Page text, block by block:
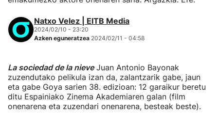
Natxo Velez | EITB Media
2024/02/10 - 23:20
Azken eguneratzea 2024/02/11 - 04:58
La sociedad de la nieveJuan Antonio Bayonak
zuzendutako pelikula izan da, zalantzarik gabe, jaun
eta gabe Goya sarien 38. edizioan: 12 garaikur beretu
ditu Espainiako Zinema Akademiaren galan (film
onenarena eta zuzendari onenarena, besteak beste).